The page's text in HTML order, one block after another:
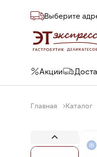
Выберите
Акции
Главная Каталог